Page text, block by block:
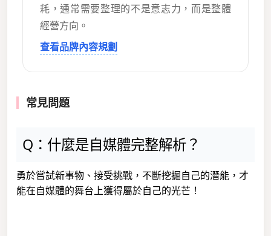
耗，通常需要整理的不是意志力，而是整體
經營方向。
查看品牌內容規劃
常見問題
Q：什麼是自媒體完整解析？
勇於嘗試新事物、接受挑戰，不斷挖掘自己的潛能，才
能在自媒體的舞台上獲得屬於自己的光芒！